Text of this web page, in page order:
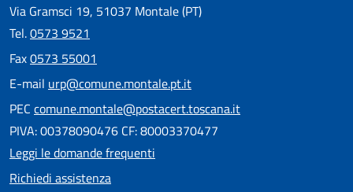
Via Gramsci 19, 51037 Montale (PT)
Tel.0573 9521
Fax0573 55001
E-mail urp@comune.montale.pt.it
PEC comune.montale@postacert.toscana.it
PIVA: 00378090476 CF: 80003370477
Leggi le domande frequenti
Richiedi assistenza